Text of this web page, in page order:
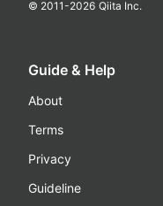
© 2011-2026 Qiita Inc.
Guide & Help
About
Terms
Privacy
Guideline